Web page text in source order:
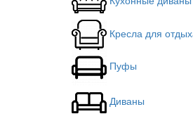
Кресла для
Пуфы
Диваны